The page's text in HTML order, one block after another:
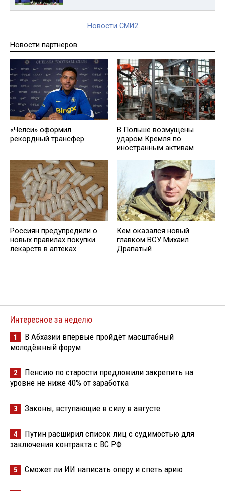
Новости СМИ2
Новости партнеров
«Челси» оформил
рекордный трансфер
В Польше возмущены
ударом Кремля по
иностранным активам
Россиян предупредили о
новых правилах покупки
лекарств в аптеках
Кем оказался новый
главком ВСУ Михаил
Драпатый
Интересное за неделю
1
В Абхазии впервые пройдёт масштабный
молодёжный форум
2
Пенсию по старости предложили закрепить на
уровне не ниже 40% от заработка
3 Законы, вступающие в силу в августе
4
Путин расширил список лиц с судимостью для
заключения контракта с ВС РФ
5 Сможет ли ИИ написать оперу и спеть арию